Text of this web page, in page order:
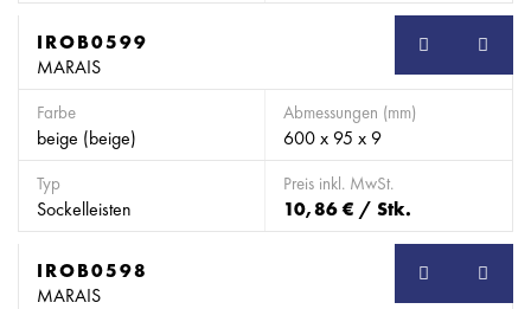
SB
IROB0599
MARAIS
Farbe
beige (beige)
Abmessungen (mm)
600 x 95 x 9
Typ
Sockelleisten
Preis inkl. MwSt.
10,86 € / Stk.
SB
IROB0598
MARAIS